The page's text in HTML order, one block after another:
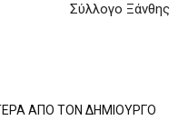
Σύλλογο Ξάνθης
ΑΠΟ ΤΟΝ ΔΗΜΙΟΥΡΓΟ